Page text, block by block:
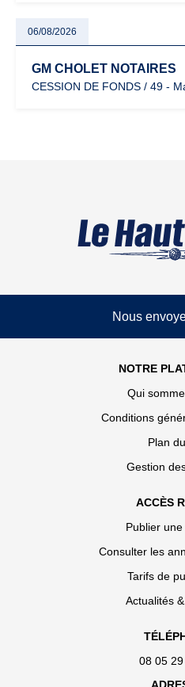
06/08/2026
GM CHOLET NOTAIRES
CESSION DE FONDS / 49 -
Nous
NOTRE
Qui
Conditions
Plan
Gestion
ACCÈS
Publier
Consulter les
Tarifs de
Actualités
08 05